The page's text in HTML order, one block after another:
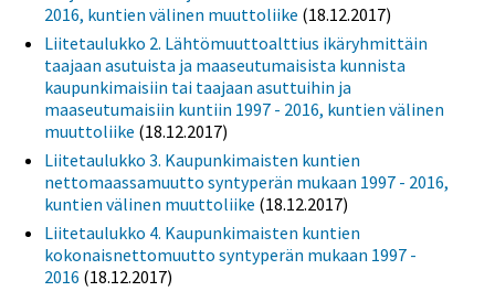
2016, kuntien välinen muuttoliike (18.12.2017)
Liitetaulukko 2. Lähtömuuttoalttius ikäryhmittäin
taajaan asutuista ja maaseutumaisista kunnista
kaupunkimaisiin tai taajaan asuttuihin ja
maaseutumaisiin kuntiin 1997 - 2016, kuntien välinen
muuttoliike (18.12.2017)
Liitetaulukko 3. Kaupunkimaisten kuntien
nettomaassamuutto syntyperän mukaan 1997 - 2016,
kuntien välinen muuttoliike (18.12.2017)
Liitetaulukko 4. Kaupunkimaisten kuntien
kokonaisnettomuutto syntyperän mukaan 1997 -
2016 (18.12.2017)